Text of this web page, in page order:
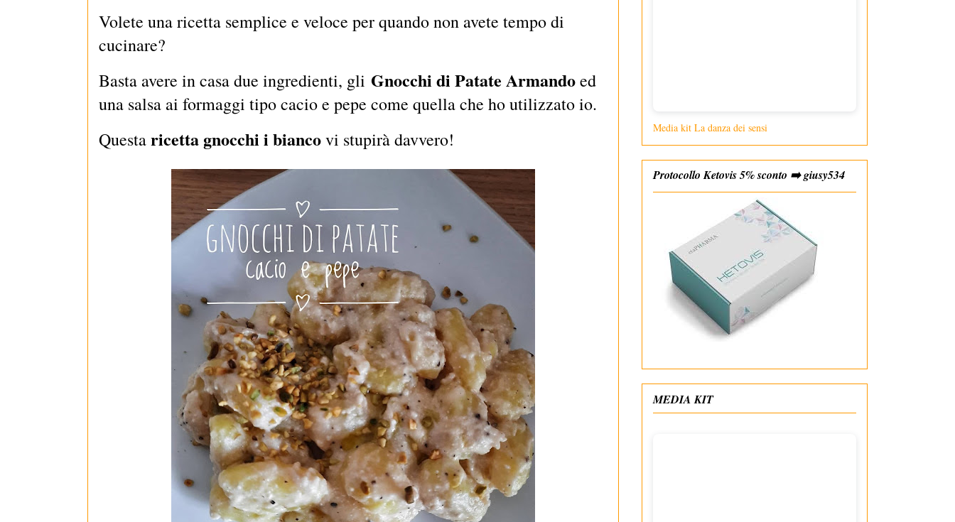
Volete una ricetta semplice e veloce per quando non avete tempo di
cucinare?
Basta avere in casa due ingredienti, gli Gnocchi di Patate Armandoed
una salsa ai formaggi tipo cacio e pepe come quella che ho utilizzato io.
Questaricetta gnocchi i biancovi stupirà davvero!
Media kit La danza dei sensi
Protocollo Ketovis 5% sconto ➡️ giusy534
MEDIA KIT